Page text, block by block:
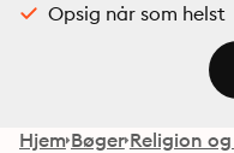
Opsig når som helst
Hjem Bøger Religion